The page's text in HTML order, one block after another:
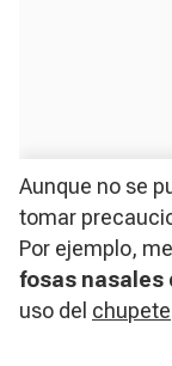
Aunque no se
tomar
Por ejemplo,
fosas nasales
uso del chupete